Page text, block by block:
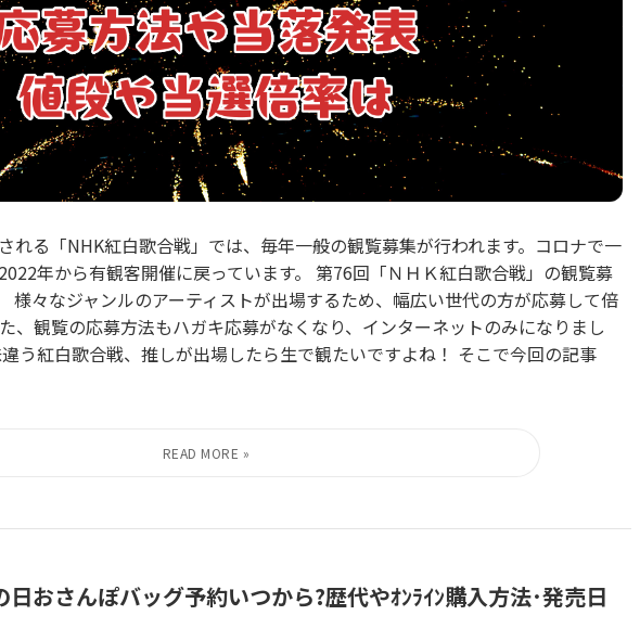
れる「NHK紅白歌合戦」では、毎年一般の観覧募集が行われます。コロナで一
年から有観客開催に戻っています。 第76回「ＮＨＫ紅白歌合戦」の観覧募
様々なジャンルのアーティストが出場するため、幅広い世代の方が応募して倍
、観覧の応募方法もハガキ応募がなくなり、インターネットのみになりまし
う紅白歌合戦、推しが出場したら生で観たいですよね！ そこで今回の記事
日おさんぽバッグ予約いつから?歴代やｵﾝﾗｲﾝ購入方法･発売日